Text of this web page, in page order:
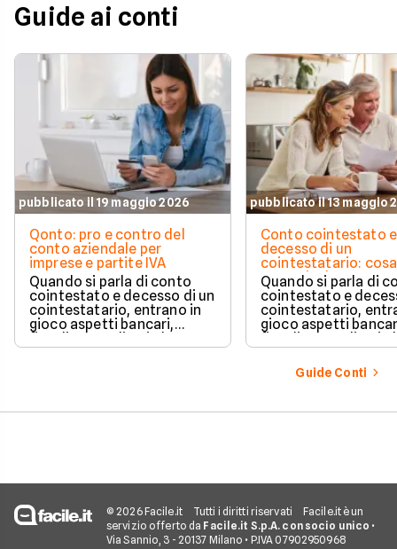
Guide ai conti
pubblicato il 19 maggio 2026
Qonto: pro e contro del
conto aziendale per
imprese e partite IVA
Quando si parla di conto
cointestato e decesso di un
cointestatario, entrano in
gioco aspetti bancari,
fiscali ed ereditari che
spesso generano
pubblicato il 13 maggio
Conto cointestato e
decesso di un
cointestatario: cosa
succede davvero
blocchi, quote e
successione
Quando si parla di
cointestato e
cointestatario,
gioco aspetti
fiscali ed ereditari
spesso generano
confusione.
Guide Conti
© 2026 Facile.it Tutti i diritti riservati
Facile.it è un
servizio offerto da Facile.it S.p.A. con socio unico •
Via Sannio, 3 - 20137 Milano • P.IVA 07902950968